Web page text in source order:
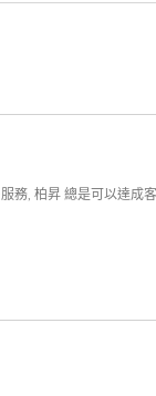
務, 柏昇 總是可以達成